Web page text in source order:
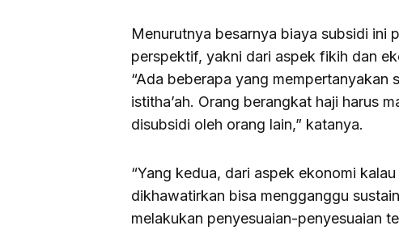
Menurutnya besarnya biaya subsidi ini
perspektif, yakni dari aspek fikih dan
“Ada beberapa yang mempertanyakan
istitha’ah. Orang berangkat haji harus
disubsidi oleh orang lain,” katanya.
“Yang kedua, dari aspek ekonomi
dikhawatirkan bisa mengganggu
melakukan penyesuaian-penyesuaian